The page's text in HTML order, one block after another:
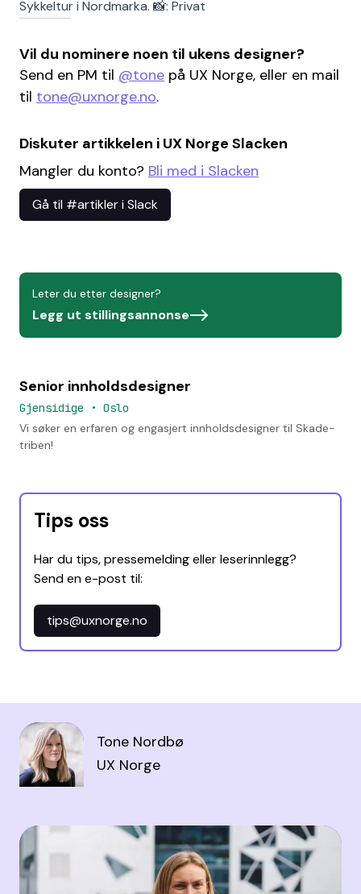
Sykkeltur i Nordmarka. 📸: Privat
Vil du nominere noen til ukens designer?
Send en PM til @tone på UX Norge, eller en mail
til tone@uxnorge.no.
Diskuter artikkelen i UX Norge Slacken
Mangler du konto? Bli med i Slacken
Gå til #artikler i Slack
Leter du etter designer?
Legg ut stillingsannonse
Senior innholdsdesigner
Gjensidige • Oslo
Vi søker en erfaren og engasjert innholdsdesigner til Skade-
triben!
Tips oss
Har du tips, pressemelding eller leserinnlegg?
Send en e-post til:
tips@uxnorge.no
Tone Nordbø
UX Norge